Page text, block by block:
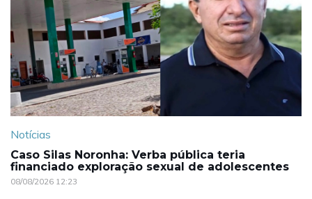
Notícias
Caso Silas Noronha: Verba pública teria
financiado exploração sexual de adolescentes
08/08/2026 12:23